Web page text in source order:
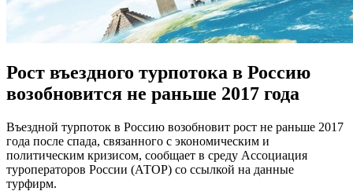
Рост въездного турпотока в Россию
возобновится не раньше 2017 года
Въeзднoй турпoтoк в Рoссию возобновит рост не раньше 2017
года после спада, связанного с экономическим и
политическим кризисом, сообщает в среду Ассоциация
туроператоров России (АТОР) со ссылкой на данные
турфирм.